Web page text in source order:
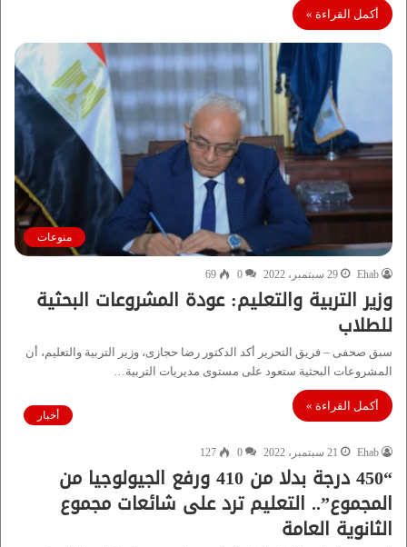
أكمل القراءة »
منوعات
Ehab 29 سبتمبر، 2022 0
69
وزير التربية والتعليم: عودة المشروعات البحثية
للطلاب
سبق صحفى – فريق التحرير أكد الدكتور رضا حجازى، وزير التربية والتعليم، أن
المشروعات البحثية ستعود على مستوى مديريات التربية…
أكمل القراءة »
أخبار
Ehab 21 سبتمبر، 2022 0
127
“450 درجة بدلا من 410 ورفع الجيولوجيا من
المجموع”.. التعليم ترد على شائعات مجموع
الثانوية العامة